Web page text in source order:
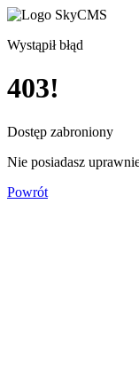
Wystąpił błąd
403!
Dostęp zabroniony
Nie posiadasz
Powrót